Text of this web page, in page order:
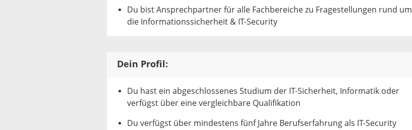
Du bist Ansprechpartner für alle Fachbereiche zu Fragestellungen rund um
die Informationssicherheit & IT-Security
Dein Profil:
Du hast ein abgeschlossenes Studium der IT-Sicherheit, Informatik oder
verfügst über eine vergleichbare Qualifikation
Du verfügst über mindestens fünf Jahre Berufserfahrung als IT-Security